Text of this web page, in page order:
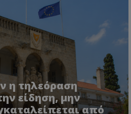
η τηλεόραση
είδηση, μην
από